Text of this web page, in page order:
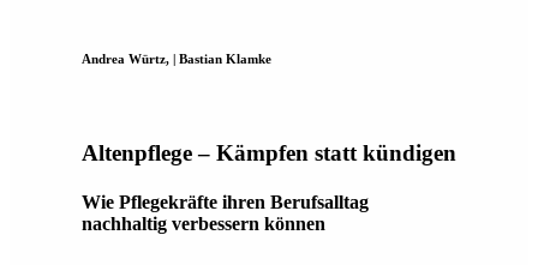
Andrea Würtz, | Bastian Klamke
Altenpflege – Kämpfen statt kündigen
Wie Pflegekräfte ihren Berufsalltag
nachhaltig verbessern können